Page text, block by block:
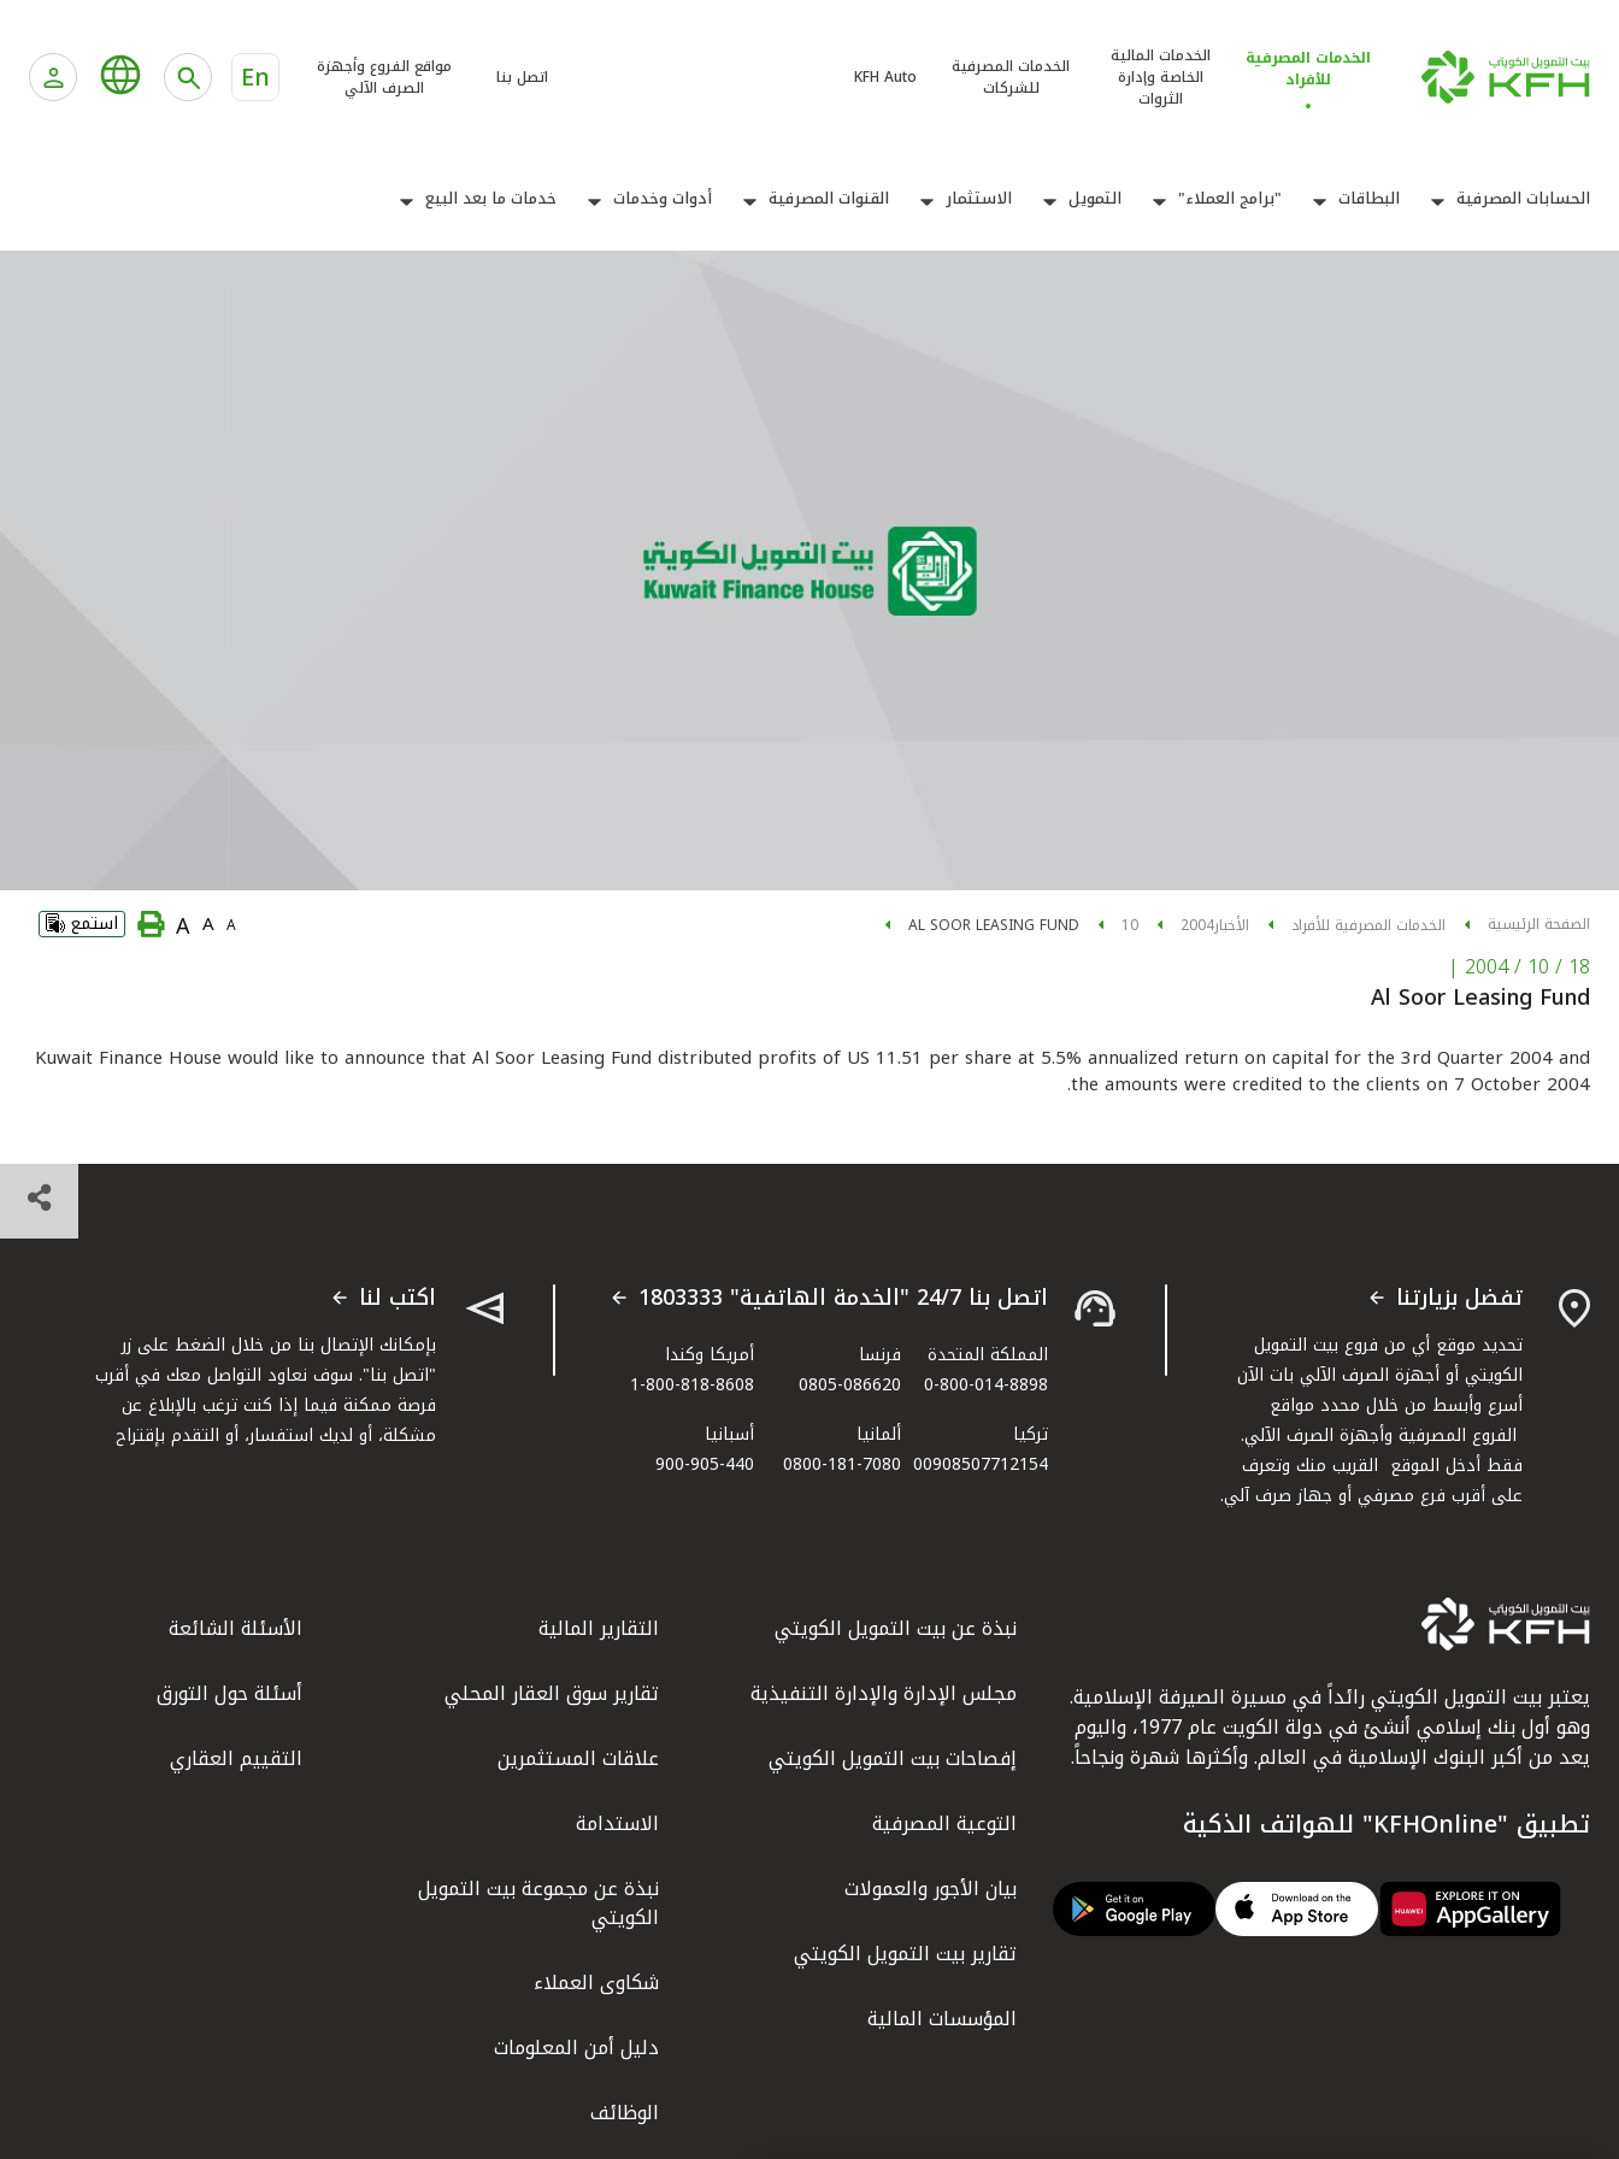
الخدمات المصرفية
للأفراد
الخدمات المالية
الخاصة وإدارة
الثروات
الخدمات المصرفية
للشركات
KFH Auto اتصل بنا
مواقع الفروع وأجهزة
الصرف الآلي
En
الحسابات المصرفية البطاقات "برامج العملاء" التمويل الاستثمار القنوات المصرفية أدوات وخدمات خدمات ما بعد البيع
الصفحة الرئيسية الخدمات المصرفية للأفراد الأخبار2004
10
AL SOOR LEASING FUND
A
A
A استمع
18 / 10 / 2004
|
Al Soor Leasing Fund
Kuwait Finance House would like to announce that Al Soor Leasing Fund distributed profits of US 11.51 per share at 5.5% annualized return on capital for the 3rd Quarter 2004 and
the amounts were credited to the clients on 7 October 2004.
تفضل بزيارتنا
تحديد موقع أي من فروع بيت التمويل
الكويتي أو أجهزة الصرف الآلي بات الآن
أسرع وأبسط من خلال محدد مواقع
الفروع المصرفية وأجهزة الصرف الآلي.
فقط أدخل الموقع القريب منك وتعرف
على أقرب فرع مصرفي أو جهاز صرف آلي.
اتصل بنا 24/7 "الخدمة الهاتفية" 1803333
المملكة المتحدة
0-800-014-8898
فرنسا
0805-086620
أمريكا وكندا
1-800-818-8608
تركيا
00908507712154​
ألمانيا
0800-181-7080
أسبانيا
900-905-440
اكتب لنا
بإمكانك الإتصال بنا من خلال الضغط على زر
"اتصل بنا". سوف نعاود التواصل معك في أقرب
فرصة ممكنة فيما إذا كنت ترغب بالإبلاغ عن
مشكلة، أو لديك استفسار، أو التقدم بإقتراح
يعتبر بيت التمويل الكويتي رائداً في مسيرة الصيرفة الإسلامية.
وهو أول بنك إسلامي أنشئ في دولة الكويت عام 1977، واليوم
يعد من أكبر البنوك الإسلامية في العالم. وأكثرها شهرة ونجاحاً.
تطبيق "KFHOnline" للهواتف الذكية
نبذة عن بيت التمويل الكويتي
مجلس الإدارة والإدارة التنفيذية
إفصاحات بيت التمويل الكويتي
التوعية المصرفية
بيان الأجور والعمولات
تقارير بيت التمويل الكويتي
المؤسسات المالية
التقارير المالية
تقارير سوق العقار المحلي
علاقات المستثمرين
الاستدامة
نبذة عن مجموعة بيت التمويل
الكويتي
شكاوى العملاء
دليل أمن المعلومات
الوظائف
الأسئلة الشائعة
أسئلة حول التورق
التقييم العقاري